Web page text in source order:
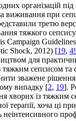
організацій під
виживання при
третю
тяжкого
Campaign
Shock, 2012) [19,
для
тяжким сепсисом
зважене
випадку [2, 19].
хворих із тяжким
терапії, хоча ці
неінтенсивного